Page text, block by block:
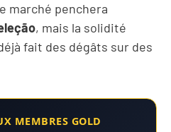
marché penchera
, mais la solidité
fait des dégâts sur des
MEMBRES GOLD